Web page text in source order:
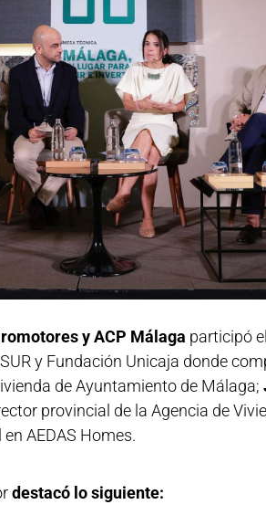
y ACP Málaga participó
y Fundación Unicaja donde
de Ayuntamiento de Málaga;
provincial de la Agencia de
AEDAS Homes.
destacó lo siguiente: